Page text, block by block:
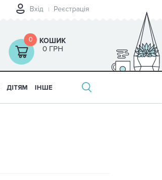
Вхід Реєстрація
0 КОШИК
0 ГРН
ДІТЯМ ІНШЕ